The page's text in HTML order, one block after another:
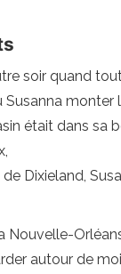
soir quand
Susanna monter
était dans sa
Dixieland,
Nouvelle-
autour de moi